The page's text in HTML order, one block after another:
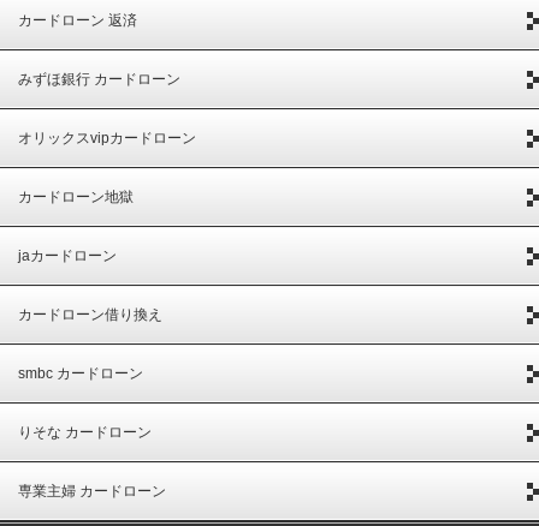
カードローン 返済
みずほ銀行 カードローン
オリックスvipカードローン
カードローン地獄
jaカードローン
カードローン借り換え
smbc カードローン
りそな カードローン
専業主婦 カードローン